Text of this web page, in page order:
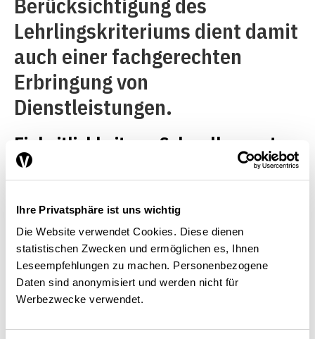
Ihre Privatsphäre ist uns wichtig
Die Website verwendet Cookies. Diese dienen
statistischen Zwecken und ermöglichen es, Ihnen
Leseempfehlungen zu machen. Personenbezogene
Daten sind anonymisiert und werden nicht für
Werbezwecke verwendet.
Lehrlingskriteriums dient damit
auch einer fachgerechten
Erbringung von
Dienstleistungen.
Einheitlichkeit von Schwellenwerten
und Rechtsschutz
Wichtig sind weiter die
Vereinheitlichung der
Schwellenwerte auf kantonaler
und auf Bundesebene
ausserhalb des
Staatsvertragsbereichs.